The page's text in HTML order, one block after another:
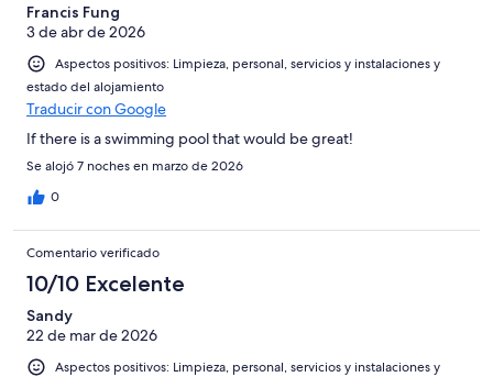
Francis Fung
3 de abr de 2026
Aspectos positivos: Limpieza, personal, servicios y instalaciones y
estado del alojamiento
Traducir con Google
If there is a swimming pool that would be great!
Se alojó 7 noches en marzo de 2026
0
Comentario verificado
10/10 Excelente
Sandy
22 de mar de 2026
Aspectos positivos: Limpieza, personal, servicios y instalaciones y